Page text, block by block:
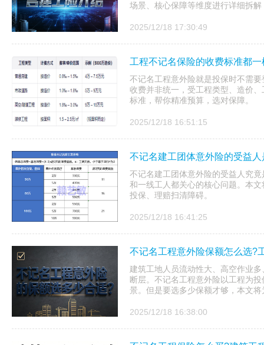
场景、核心保障等维度进行详细拆
2025/12/18 17:30:49
工程不记名保险的收费标准都
不记名工程意外险就是投保时不需
收费并非统一，受工程类型、造价
标准，帮你精准预算，选对保障。
2025/12/18 16:51:15
不记名建工团体意外险的受益
不记名建工团体意外险的受益人究
和一线工人都关心的核心问题。本
投保、理赔扫清障碍。
2025/12/18 16:41:25
不记名工程意外险保额怎么选?
建筑工地人员流动性大、高空作业
断层。不记名工程意外险以工程为
景。但是要选多少保额才够，本文
2025/12/18 16:38:00